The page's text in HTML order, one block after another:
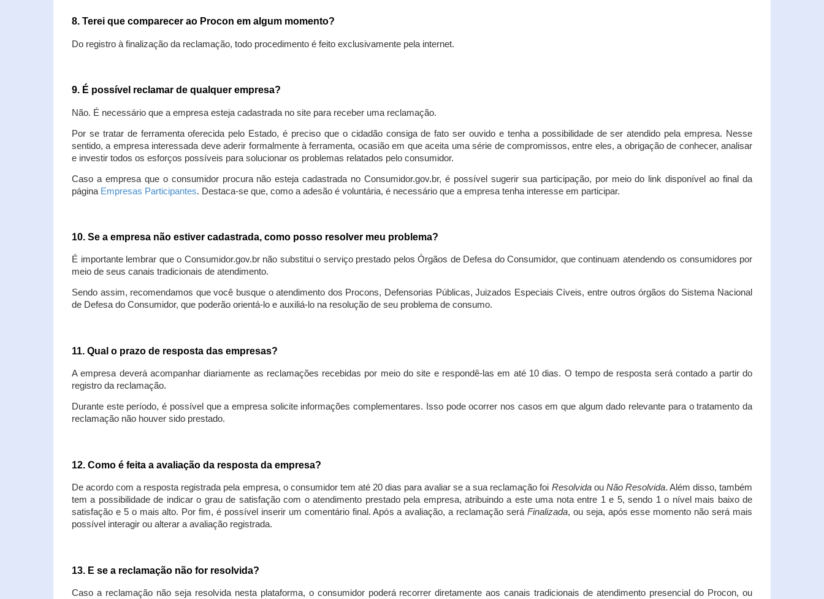
8. Terei que comparecer ao Procon em algum momento?
Do registro à finalização da reclamação, todo procedimento é feito exclusivamente pela internet.
9. É possível reclamar de qualquer empresa?
Não. É necessário que a empresa esteja cadastrada no site para receber uma reclamação.
Por se tratar de ferramenta oferecida pelo Estado, é preciso que o cidadão consiga de fato ser ouvido e tenha a possibilidade de ser atendido pela empresa. Nesse
sentido, a empresa interessada deve aderir formalmente à ferramenta, ocasião em que aceita uma série de compromissos, entre eles, a obrigação de conhecer, analisar
e investir todos os esforços possíveis para solucionar os problemas relatados pelo consumidor.
Caso a empresa que o consumidor procura não esteja cadastrada no Consumidor.gov.br, é possível sugerir sua participação, por meio do link disponível ao final da
página Empresas Participantes. Destaca-se que, como a adesão é voluntária, é necessário que a empresa tenha interesse em participar.
10. Se a empresa não estiver cadastrada, como posso resolver meu problema?
É importante lembrar que o Consumidor.gov.br não substitui o serviço prestado pelos Órgãos de Defesa do Consumidor, que continuam atendendo os consumidores por
meio de seus canais tradicionais de atendimento.
Sendo assim, recomendamos que você busque o atendimento dos Procons, Defensorias Públicas, Juizados Especiais Cíveis, entre outros órgãos do Sistema Nacional
de Defesa do Consumidor, que poderão orientá-lo e auxiliá-lo na resolução de seu problema de consumo.
11. Qual o prazo de resposta das empresas?
A empresa deverá acompanhar diariamente as reclamações recebidas por meio do site e respondê-las em até 10 dias. O tempo de resposta será contado a partir do
registro da reclamação.
Durante este período, é possível que a empresa solicite informações complementares. Isso pode ocorrer nos casos em que algum dado relevante para o tratamento da
reclamação não houver sido prestado.
12. Como é feita a avaliação da resposta da empresa?
De acordo com a resposta registrada pela empresa, o consumidor tem até 20 dias para avaliar se a sua reclamação foi Resolvidaou Não Resolvida. Além disso, também
tem a possibilidade de indicar o grau de satisfação com o atendimento prestado pela empresa, atribuindo a este uma nota entre 1 e 5, sendo 1 o nível mais baixo de
satisfação e 5 o mais alto. Por fim, é possível inserir um comentário final. Após a avaliação, a reclamação será Finalizada, ou seja, após esse momento não será mais
possível interagir ou alterar a avaliação registrada.
13. E se a reclamação não for resolvida?
Caso a reclamação não seja resolvida nesta plataforma, o consumidor poderá recorrer diretamente aos canais tradicionais de atendimento presencial do Procon, ou